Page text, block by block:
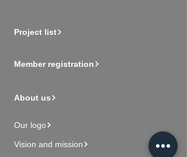
Project list
Member registration
About us
Our logo
Vision and mission